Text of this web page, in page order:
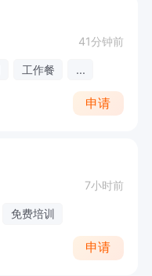
41分钟前
工作餐 ...
申请
7小时前
免费培训
申请